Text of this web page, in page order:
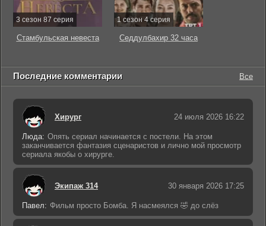
3 сезон 87 серия
Стамбульская невеста
1 сезон 4 серия
Седдулбахир 32 часа
Последние комментарии Все
Хирург 24 июля 2026 16:22
Люда: Опять сериал начинается с постели. На этом
заканчивается фантазия сценаристов и лично мой просмотр
сериала якобы о хирурге.
Экипаж 314 30 января 2026 17:25
Павел: Фильм просто Бомба. Я насмеялся 🤣 до слёз